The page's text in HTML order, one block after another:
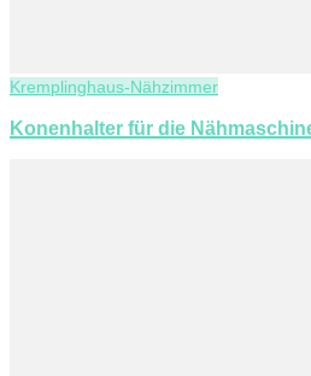
Kremplinghaus-Nähzimmer
Konenhalter für die